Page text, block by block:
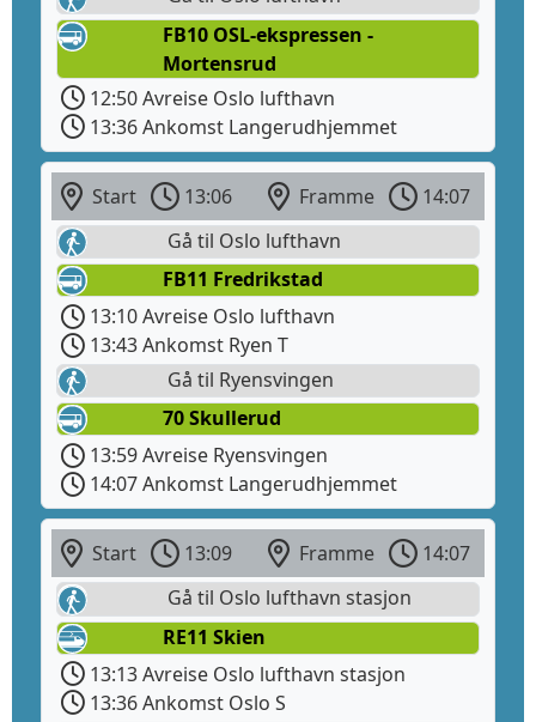
FB10 OSL-ekspressen -
Mortensrud
12:50 Avreise Oslo lufthavn
13:36 Ankomst Langerudhjemmet
Start 13:06 Framme
14:07
Gå til Oslo lufthavn
FB11 Fredrikstad
13:10 Avreise Oslo lufthavn
13:43 Ankomst Ryen T
Gå til Ryensvingen
70 Skullerud
13:59 Avreise Ryensvingen
14:07 Ankomst Langerudhjemmet
Start 13:09 Framme
14:07
Gå til Oslo lufthavn stasjon
RE11 Skien
13:13 Avreise Oslo lufthavn stasjon
13:36 Ankomst Oslo S